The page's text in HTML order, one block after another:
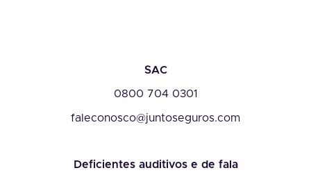
SAC
0800 704 0301
faleconosco@juntoseguros.com
Deficientes auditivos e de fala